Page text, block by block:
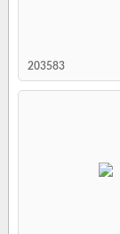
203583